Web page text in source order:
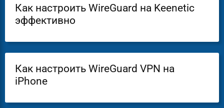
Как настроить WireGuard на Keenetic
эффективно
Как настроить WireGuard VPN на
iPhone